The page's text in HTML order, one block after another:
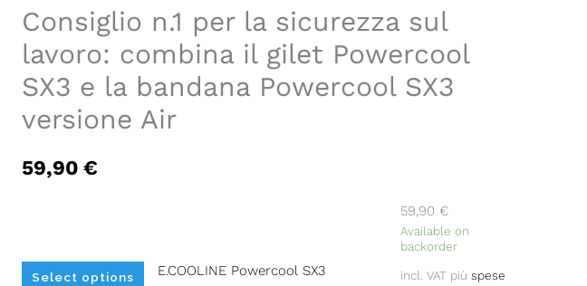
Consiglio n.1 per la sicurezza sul
lavoro: combina il gilet Powercool
SX3 e la bandana Powercool SX3
versione Air
59,90 €
Select options
multiple
variants.
The
options
may
be
E.COOLINE Powercool SX3
59,90 €
Available on
backorder
incl. VAT più spese